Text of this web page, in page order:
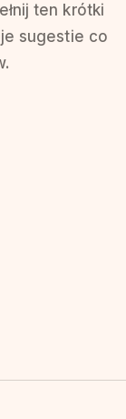
ten krótki
sugestie co